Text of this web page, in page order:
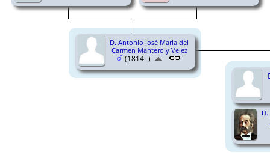
D. Antonio José Maria del
Carmen Mantero y Velez
(1814- )